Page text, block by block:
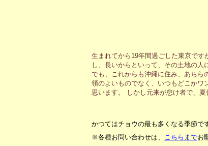
生まれてから19年間過ごした東京で
し、長いからといって、その土地の人
でも、これからも沖縄に住み、あちら
領のよいものでなく、いつもどこかワ
思います。 しかし元来が怠け者で、
かつてはチョウの最も多くなる季節で
※各種お問い合わせは、 こちらまでお